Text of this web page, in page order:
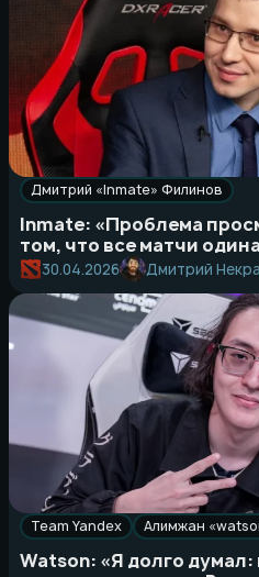
Дмитрий «Inmate» Филинов
Inmate: «Проблема
том, что все матчи
30.04.2026 Дмитрий
Team Yandex Алимжан
Watson: «Я долго думал: